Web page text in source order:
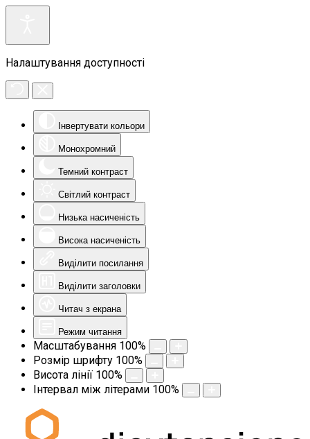
Налаштування доступності
Інвертувати кольори
Монохромний
Темний контраст
Світлий контраст
Низька насиченість
Висока насиченість
Виділити посилання
Виділити заголовки
Читач з екрана
Режим читання
Масштабування 100%
Розмір шрифту 100%
Висота лінії 100%
Інтервал між літерами 100%